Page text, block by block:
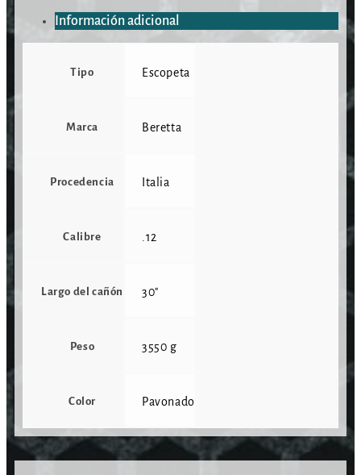
Información adicional
Tipo Escopeta
Marca Beretta
Procedencia Italia
Calibre .12
Largo del cañón 30"
Peso 3550 g
Color Pavonado